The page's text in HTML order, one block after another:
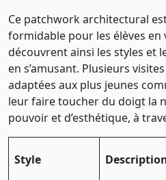
Ce patchwork architectural
formidable pour les élèves en
découvrent ainsi les styles et
en s’amusant. Plusieurs
adaptées aux plus jeunes
leur faire toucher du doigt la
pouvoir et d’esthétique, à
Style